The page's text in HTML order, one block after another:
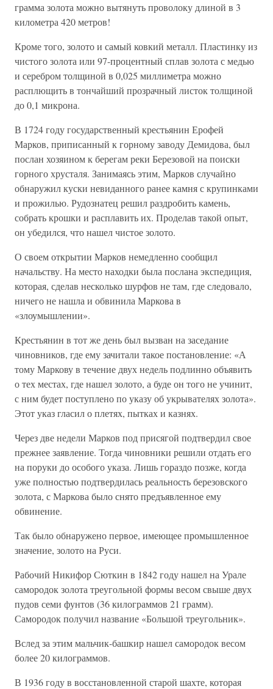
грамма золота можно вытянуть проволоку длиной в 3
километра 420 метров!
Кроме того, золото и самый ковкий металл. Пластинку из
чистого золота или 97-процентный сплав золота с медью
и серебром толщиной в 0,025 миллиметра можно
расплющить в тончайший прозрачный листок толщиной
до 0,1 микрона.
В 1724 году государственный крестьянин Ерофей
Марков, приписанный к горному заводу Демидова, был
послан хозяином к берегам реки Березовой на поиски
горного хрусталя. Занимаясь этим, Марков случайно
обнаружил куски невиданного ранее камня с крупинками
и прожилью. Рудознатец решил раздробить камень,
собрать крошки и расплавить их. Проделав такой опыт,
он убедился, что нашел чистое золото.
О своем открытии Марков немедленно сообщил
начальству. На место находки была послана экспедиция,
которая, сделав несколько шурфов не там, где следовало,
ничего не нашла и обвинила Маркова в
«злоумышлении».
Крестьянин в тот же день был вызван на заседание
чиновников, где ему зачитали такое постановление: «А
тому Маркову в течение двух недель подлинно объявить
о тех местах, где нашел золото, а буде он того не учинит,
с ним будет поступлено по указу об укрывателях золота».
Этот указ гласил о плетях, пытках и казнях.
Через две недели Марков под присягой подтвердил свое
прежнее заявление. Тогда чиновники решили отдать его
на поруки до особого указа. Лишь гораздо позже, когда
уже полностью подтвердилась реальность березовского
золота, с Маркова было снято предъявленное ему
обвинение.
Так было обнаружено первое, имеющее промышленное
значение, золото на Руси.
Рабочий Никифор Сюткин в 1842 году нашел на Урале
самородок золота треугольной формы весом свыше двух
пудов семи фунтов (36 килограммов 21 грамм).
Самородок получил название «Большой треугольник».
Вслед за этим мальчик-башкир нашел самородок весом
более 20 килограммов.
В 1936 году в восстановленной старой шахте, которая